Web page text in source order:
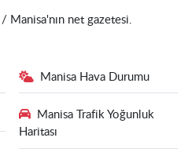
Manisa'nın net gazetesi.
Manisa Hava Durumu
Manisa Trafik Yoğunluk
Haritası